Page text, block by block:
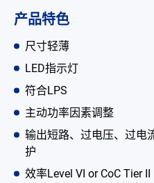
产品特色
尺寸轻薄
LED指示灯
符合LPS
主动功率因素调整
输出短路、过电压、过电
护
效率Level VI or CoC Tier II
CRPS 电源
解决方案
为何选择翌胜
最新消息